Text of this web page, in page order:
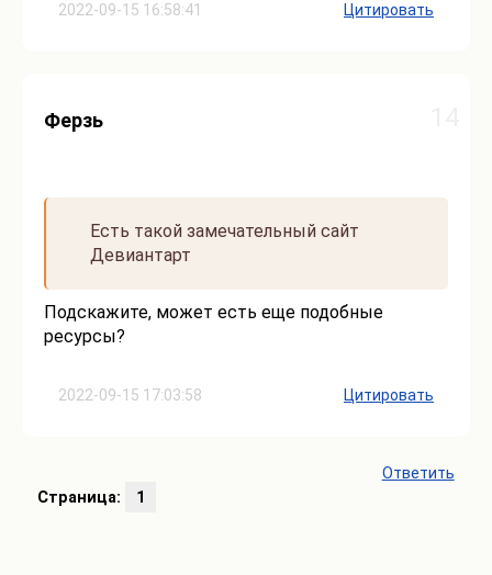
2022-09-15 16:58:41 Цитировать
2022-09-15 17:03:58
Ферзь
Есть такой замечательный сайт
Девиантарт
Подскажите, может есть еще подобные
ресурсы?
Цитировать
Ответить
Страница:
1